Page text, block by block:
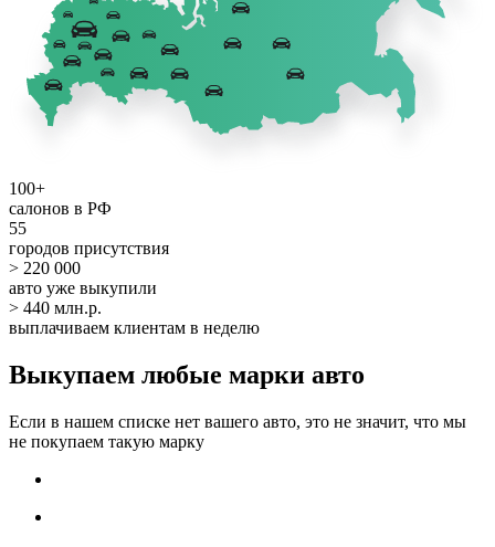
100+
салонов в РФ
55
городов присутствия
> 220 000
авто уже выкупили
> 440 млн.р.
выплачиваем клиентам в неделю
Выкупаем любые марки авто
Если в нашем списке нет вашего авто, это не значит, что мы
не покупаем такую марку